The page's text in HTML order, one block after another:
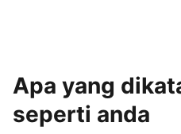
Apa yang
seperti anda